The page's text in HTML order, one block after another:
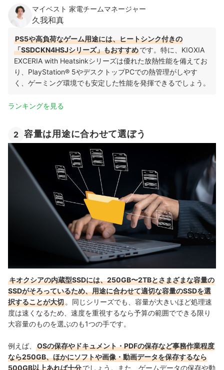
マイベスト 家電チームマネージャー
久我和真
PS5や高負荷なゲーム用途には、ヒートシンク付きの
「SSDCKN4HSJシリーズ」もおすすめです。特に、KIOXIA
EXCERIA with Heatsinkシリーズは優れた放熱性能を備えてお
り、PlayStation® 5やデスクトップPCでの熱管理がしやす
く、ゲーミング環境でも安定した性能を発揮できるでしょう。
ランキングを見る
2 容量は用途に合わせて選ぼう
キオクシアの内蔵型SSDには、250GB〜2TBとさまざまな容量の
SSDがそろっているため、用途に合わせて適切な容量のSSDを選
択することが大切 。同じシリーズでも、容量が大きいほど処理速
度は速くなるため、速度を重視するなら予算の範囲でできる限り
大容量のものを選ぶのも1つの手です。
例えば、
OSの保存やドキュメント・PDFの保存など事務作業程度
なら250GB、ほかにソフトや画像・動画データを保存するなら
500GB以上あれば十分でしょう。また、ゲームデータの保存や動